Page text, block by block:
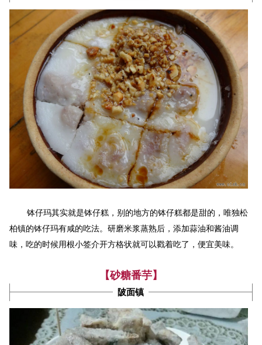
钵仔玛其实就是钵仔糕，别的地方的钵仔糕都是甜的，唯独松
柏镇的钵仔玛有咸的吃法。研磨米浆蒸熟后，添加蒜油和酱油调
味，吃的时候用根小签介开方格状就可以戳着吃了，便宜美味。
【砂糖番芋】
陂面镇